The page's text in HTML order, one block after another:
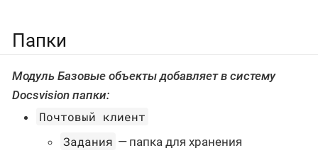
Папки
Модуль Базовые объектыдобавляет в систему
Docsvision папки:
Почтовый клиент
Задания — папка для хранения